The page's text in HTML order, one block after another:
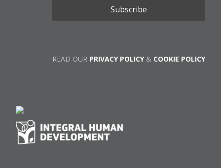
READ OUR PRIVACY POLICY& COOKIE POLICY